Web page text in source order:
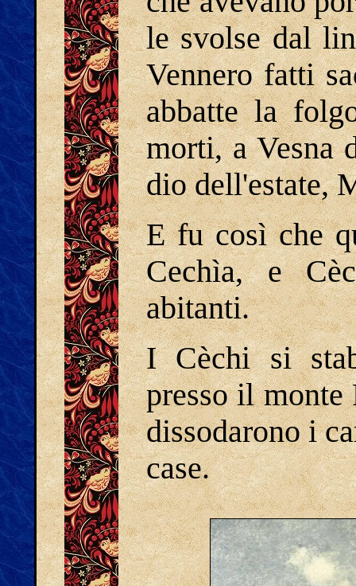
le svolse dal
Vennero fatti
abbatte la
morti, a Vesna
dio dell'estate,
E fu così che
Cechìa, e
abitanti.
I Cèchi si
presso il
dissodarono i
case.